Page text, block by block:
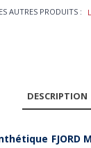
AUTRES PRODUITS :
DESCRIPTION
FJORD